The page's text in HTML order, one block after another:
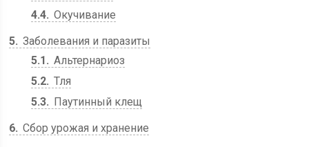
4.4 Окучивание
5 Заболевания и паразиты
5.1
Альтернариоз
5.2 Тля
5.3
Паутинный клещ
6 Сбор урожая и хранение